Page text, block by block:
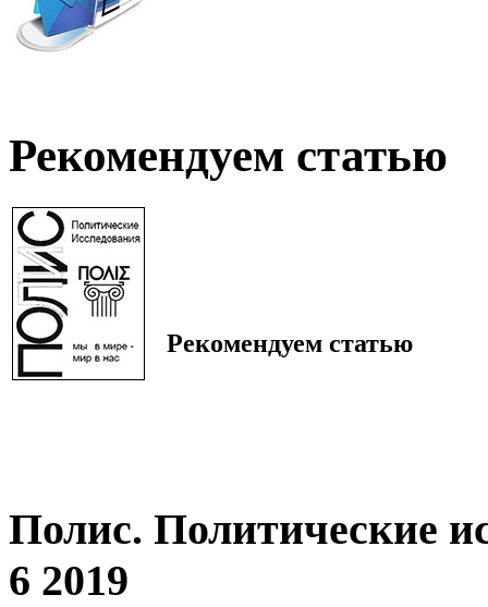
Рекомендуем статью
Рекомендуем статью
Полис. Политические
6 2019